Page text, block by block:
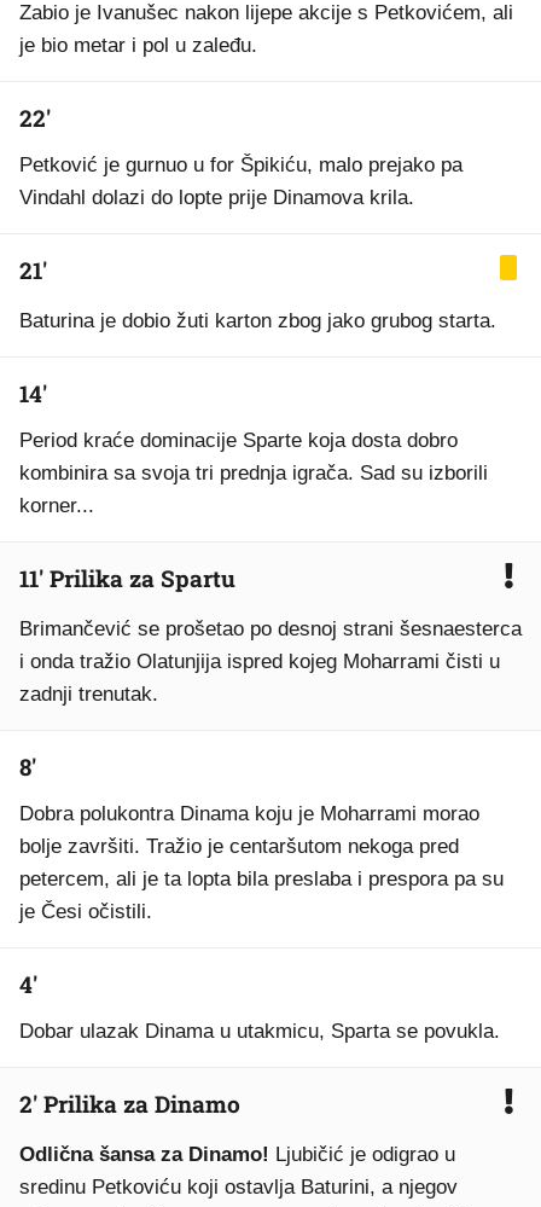
Zabio je Ivanušec nakon lijepe akcije s Petkovićem, ali
je bio metar i pol u zaleđu.
22'
Petković je gurnuo u for Špikiću, malo prejako pa
Vindahl dolazi do lopte prije Dinamova krila.
21'
Baturina je dobio žuti karton zbog jako grubog starta.
14'
Period kraće dominacije Sparte koja dosta dobro
kombinira sa svoja tri prednja igrača. Sad su izborili
korner...
11' Prilika za Spartu
Brimančević se prošetao po desnoj strani šesnaesterca
i onda tražio Olatunjija ispred kojeg Moharrami čisti u
zadnji trenutak.
8'
Dobra polukontra Dinama koju je Moharrami morao
bolje završiti. Tražio je centaršutom nekoga pred
petercem, ali je ta lopta bila preslaba i prespora pa su
je Česi očistili.
4'
Dobar ulazak Dinama u utakmicu, Sparta se povukla.
2' Prilika za Dinamo
Odlična šansa za Dinamo! Ljubičić je odigrao u
sredinu Petkoviću koji ostavlja Baturini, a njegov